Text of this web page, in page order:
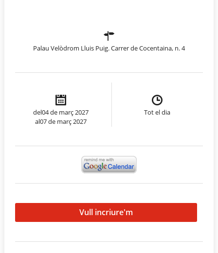
Palau Velòdrom Lluis Puig. Carrer de Cocentaina, n. 4
del04 de març 2027
al07 de març 2027
Tot el dia
Vull incriure'm